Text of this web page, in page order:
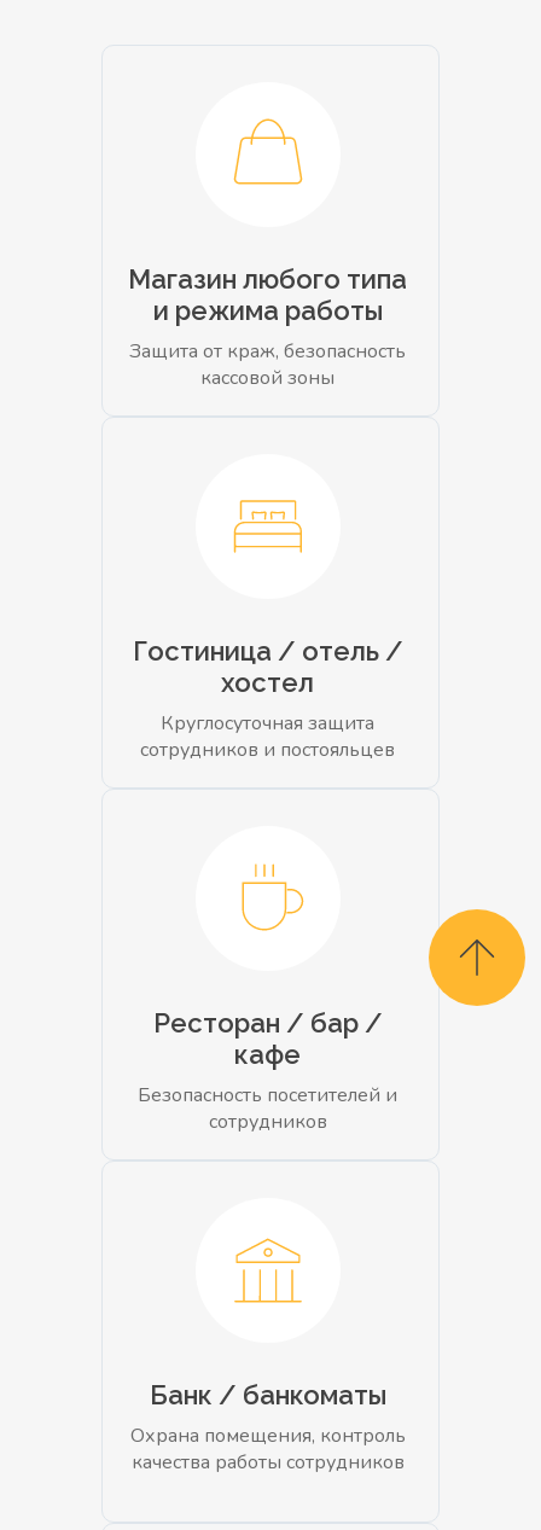
Магазин любого типа
и режима работы
Защита от краж, безопасность
кассовой зоны
Гостиница / отель /
хостел
Круглосуточная защита
сотрудников и постояльцев
Ресторан / бар /
кафе
Безопасность посетителей и
сотрудников
Банк / банкоматы
Охрана помещения, контроль
качества работы сотрудников